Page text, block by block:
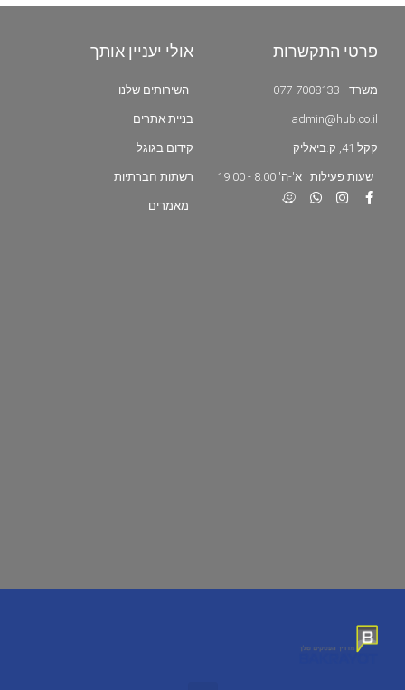
פרטי התקשרות
משרד - 077-7008133
admin@hub.co.il
קקל 41, ק.ביאליק
שעות פעילות : א'-ה' 8:00 - 19:00
אולי יעניין אותך
השירותים שלנו
בניית אתרים
קידום בגוגל
רשתות חברתיות
מאמרים